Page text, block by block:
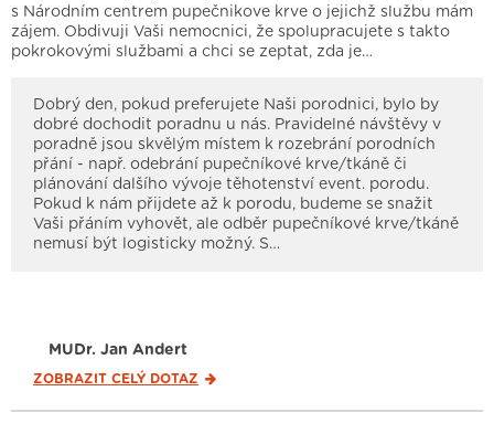
s Národním centrem pupečnikove krve o jejichž službu mám
zájem. Obdivuji Vaši nemocnici, že spolupracujete s takto
pokrokovými službami a chci se zeptat, zda je…
Dobrý den, pokud preferujete Naši porodnici, bylo by
dobré dochodit poradnu u nás. Pravidelné návštěvy v
poradně jsou skvělým místem k rozebrání porodních
přání - např. odebrání pupečníkové krve/tkáně či
plánování dalšího vývoje těhotenství event. porodu.
Pokud k nám přijdete až k porodu, budeme se snažit
Vaši přáním vyhovět, ale odběr pupečníkové krve/tkáně
nemusí být logisticky možný. S…
MUDr. Jan Andert
ZOBRAZIT CELÝ DOTAZ